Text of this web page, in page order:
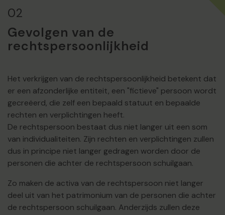
02
Gevolgen van de
rechtspersoonlijkheid
Het verkrijgen van de rechtspersoonlijkheid betekent dat
er een afzonderlijke entiteit, een "fictieve" persoon wordt
gecreëerd, die zelf een bepaald statuut en bepaalde
rechten en verplichtingen heeft.
De rechtspersoon bestaat dus niet langer uit een som
van individualiteiten. Zijn rechten en verplichtingen zullen
dus in principe niet langer gedragen worden door de
personen die achter de rechtspersoon schuilgaan.
Zo maken de activa van de rechtspersoon niet langer
deel uit van het patrimonium van de personen die achter
de rechtspersoon schuilgaan. Anderzijds zullen deze